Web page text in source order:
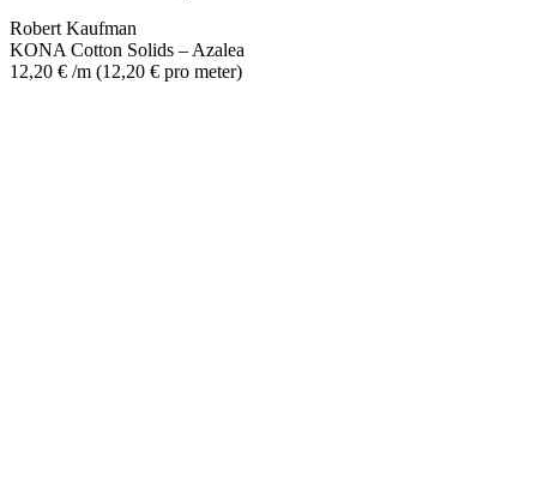
Robert Kaufman
KONA Cotton Solids – Azalea
12,20 € /m (12,20 € pro meter)